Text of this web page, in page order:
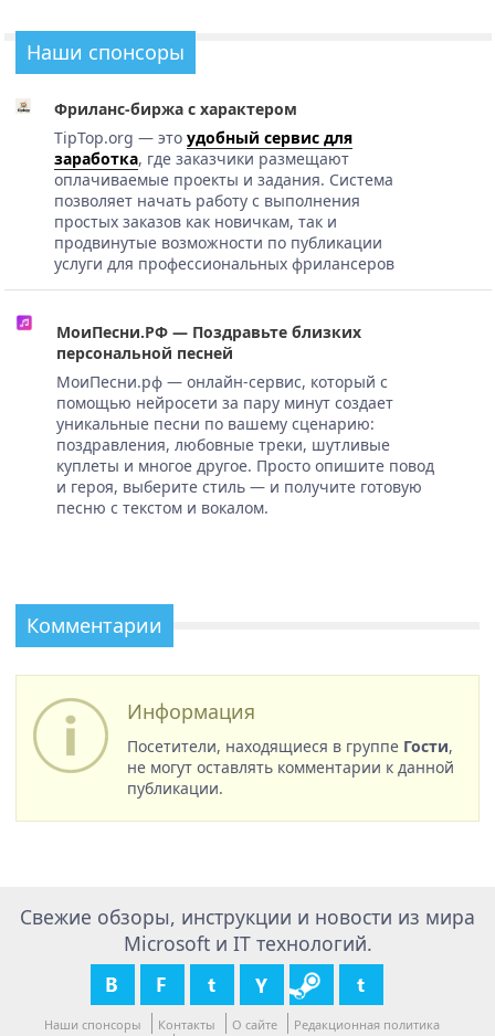
Наши спонсоры
Фриланс-биржа с характером
TipTop.org — это удобный сервис для
заработка, где заказчики размещают
оплачиваемые проекты и задания. Система
позволяет начать работу с выполнения
простых заказов как новичкам, так и
продвинутые возможности по публикации
услуги для профессиональных фрилансеров
МоиПесни.РФ — Поздравьте близких
персональной песней
МоиПесни.рф — онлайн-сервис, который с
помощью нейросети за пару минут создает
уникальные песни по вашему сценарию:
поздравления, любовные треки, шутливые
куплеты и многое другое. Просто опишите повод
и героя, выберите стиль — и получите готовую
песню с текстом и вокалом.
Комментарии
Информация
Посетители, находящиеся в группе Гости,
не могут оставлять комментарии к данной
публикации.
Свежие обзоры, инструкции и новости из мира
Microsoft и IT технологий.
Наши спонсоры Контакты О сайте Редакционная политика